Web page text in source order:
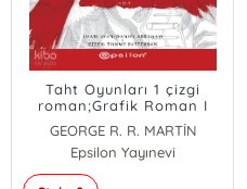
Taht Oyunları 1 çizgi
roman;Grafik Roman I
GEORGE R. R. MARTİN
Epsilon Yayınevi